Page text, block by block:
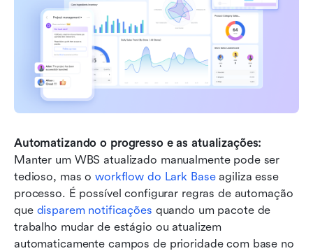
Automatizando o progresso e as atualizações:
Manter um WBS atualizado manualmente pode ser
tedioso, mas o workflow do Lark Base agiliza esse
processo. É possível configurar regras de automação
que disparem notificações quando um pacote de
trabalho mudar de estágio ou atualizem
automaticamente campos de prioridade com base no